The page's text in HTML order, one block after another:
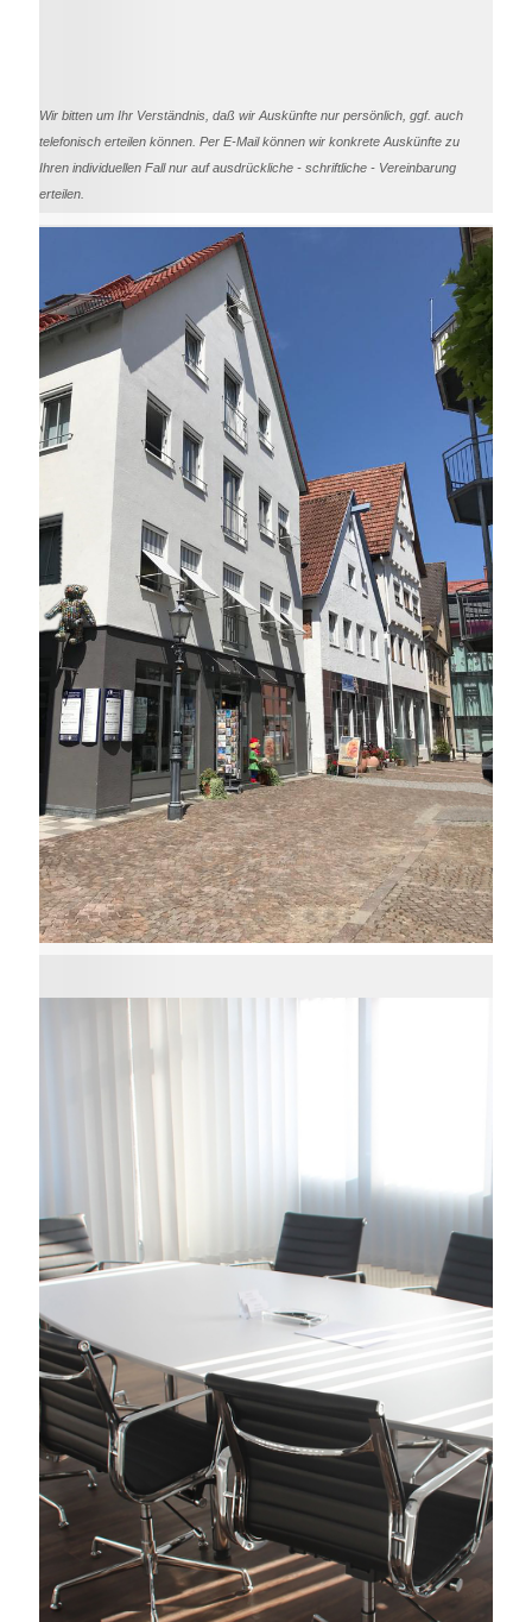
Wir bitten um Ihr Verständnis, daß wir Auskünfte nur persönlich, ggf. auch
telefonisch erteilen können. Per E-Mail können wir konkrete Auskünfte zu
Ihren individuellen Fall nur auf ausdrückliche - schriftliche - Vereinbarung
erteilen.